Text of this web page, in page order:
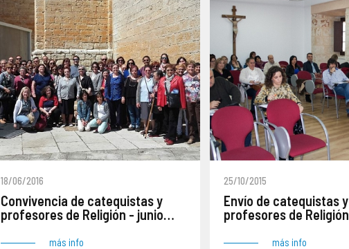
18/06/2016
Convivencia de catequistas y
profesores de Religión - junio
2016
más info
25/10/2015
Envío de catequistas y
profesores de Religión
más info